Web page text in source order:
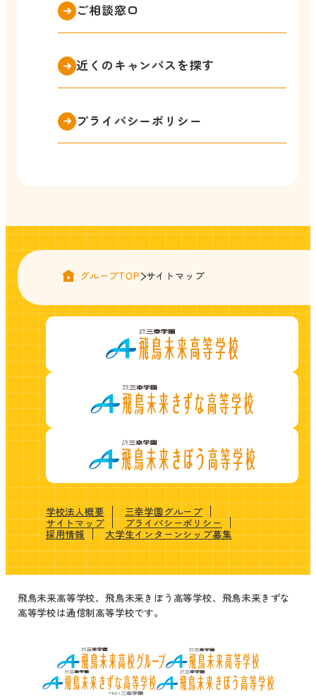
ご相談窓口
近くのキャンパスを探す
プライバシーポリシー
グループTOP サイトマップ
学校法人概要
三幸学園グループ
サイトマップ
プライバシーポリシー
採用情報
大学生インターンシップ募集
飛鳥未来高等学校、飛鳥未来きぼう高等学校、飛鳥未来きずな
高等学校は通信制高等学校です。